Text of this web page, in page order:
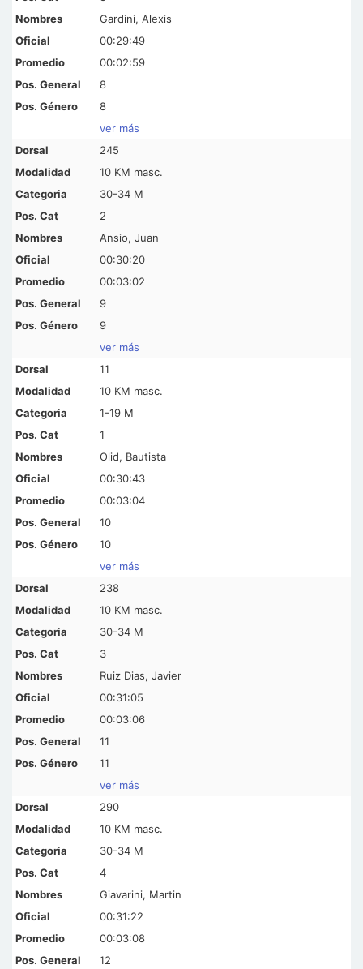
Gardini, Alexis
00:29:49
00:02:59
8
8
ver más
245
10 KM masc.
30-34 M
2
Ansio, Juan
00:30:20
00:03:02
9
9
ver más
11
10 KM masc.
1-19 M
1
Olid, Bautista
00:30:43
00:03:04
10
10
ver más
238
10 KM masc.
30-34 M
3
Ruiz Dias, Javier
00:31:05
00:03:06
11
11
ver más
290
10 KM masc.
30-34 M
4
Giavarini, Martin
00:31:22
00:03:08
12